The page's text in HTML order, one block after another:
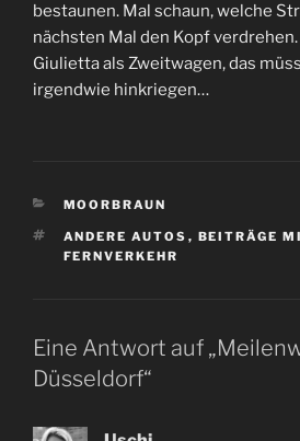
bestaunen. Mal schaun, welche
nächsten Mal den Kopf
Giulietta als Zweitwagen, das
irgendwie hinkriegen…
KATEGORIEN
MOORBRAUN
SCHLAGWÖRTER
ANDERE AUTOS , BEITRÄGE
FERNVERKEHR
Eine Antwort auf
Düsseldorf“